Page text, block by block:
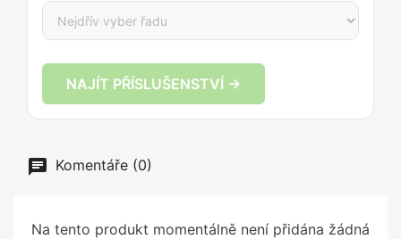
NAJÍT PŘÍSLUŠENSTVÍ →
Komentáře (0)
Na tento produkt momentálně není přidána žádná